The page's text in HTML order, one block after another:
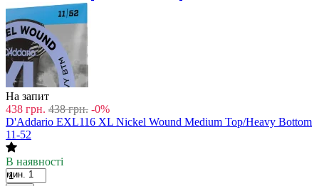
На запит
438 грн. 438 грн. -0%
D'Addario EXL116 XL Nickel Wound Medium Top/Heavy Bottom
11-52
В наявності
мин. 1